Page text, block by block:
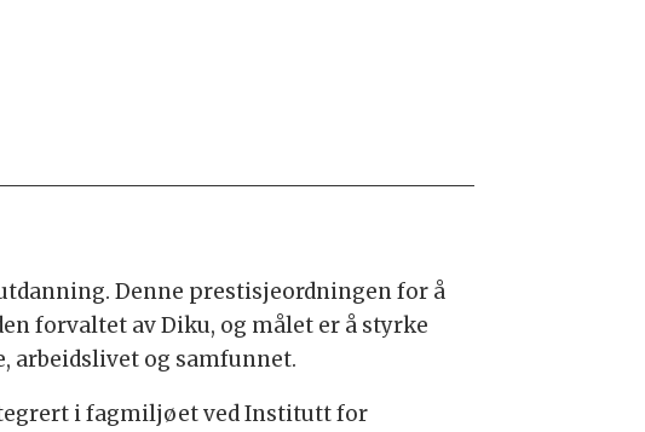
Denne prestisjeordningen for å
forvaltet av Diku, og målet er å styrke
arbeidslivet og samfunnet.
i fagmiljøet ved Institutt for